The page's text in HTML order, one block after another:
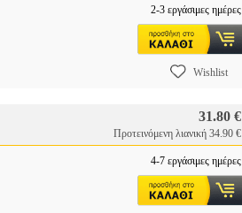
2-3 εργάσιμες ημέρες
Wishlist
31.80 €
Προτεινόμενη λιανική 34.90 €
4-7 εργάσιμες ημέρες